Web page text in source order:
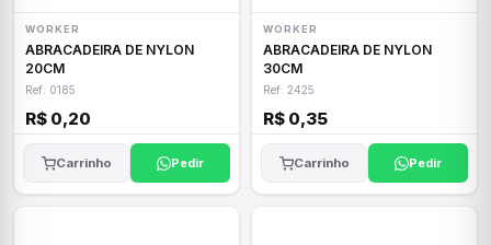
WORKER
ABRACADEIRA DE NYLON
20CM
Ref: 0185
R$ 0,20
Carrinho Pedir
WORKER
ABRACADEIRA DE NYLON
30CM
Ref: 2425
R$ 0,35
Carrinho Pedir